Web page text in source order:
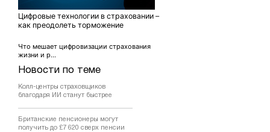
Новости по теме
Колл-центры страховщиков
благодаря ИИ станут быстрее
Британские пенсионеры могут
получить до £7 620 сверх пенсии
Цифровые технологии в страховании –
как преодолеть торможение
Что мешает цифровизации страхования
жизни и р...